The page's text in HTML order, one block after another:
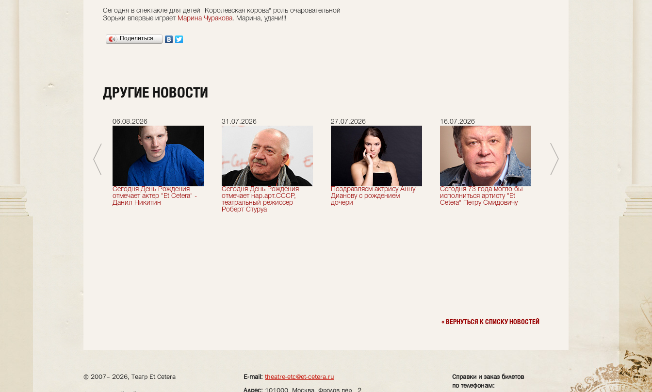
Сегодня в спектакле для детей "Королевская корова" роль очаровательной
Зорьки впервые играет Марина Чуракова. Марина, удачи!!!
Поделиться…
ДРУГИЕ НОВОСТИ
театральный сезон!
06.08.2026
Сегодня День Рождения
отмечает актер "Et Cetera" -
Данил Никитин
31.07.2026
Сегодня День Рождения
отмечает нар.арт.СССР,
театральный режиссер
Роберт Стуруа
27.07.2026
Поздравляем актрису Анну
Дианову с рождением
дочери
16.07.2026
Сегодня 73 года могло бы
исполниться артисту "Et
Cetera" Петру Смидовичу
отмечает актер "Et Cetera" -
« ВЕРНУТЬСЯ К СПИСКУ НОВОСТЕЙ
© 2007– 2026, Театр Et Cetera
E-mail: theatre-etc@et-cetera.ru
Адрес: 101000, Москва, Фролов пер., 2
Справки и заказ билетов
по телефонам: